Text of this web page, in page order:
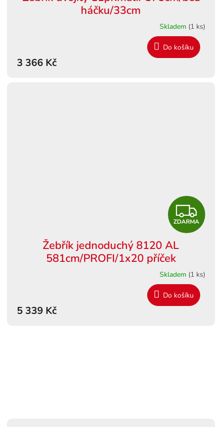
háčku/33cm
Skladem (1 ks)
3 366 Kč
Do košíku
Z
D
R
M
ZDARMA
Žebřík jednoduchý 8120 AL
581cm/PROFI/1x20 příček
Skladem (1 ks)
5 339 Kč
Do košíku